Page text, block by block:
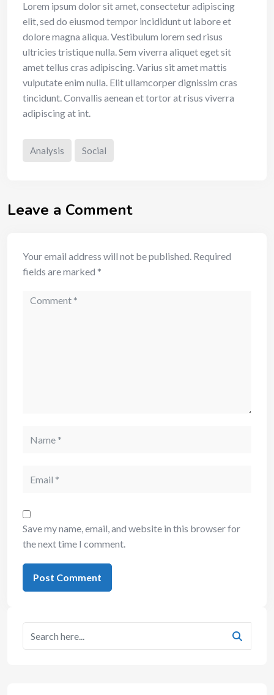
Lorem ipsum dolor sit amet, consectetur adipiscing
elit, sed do eiusmod tempor incididunt ut labore et
dolore magna aliqua. Vestibulum lorem sed risus
ultricies tristique nulla. Sem viverra aliquet eget sit
amet tellus cras adipiscing. Varius sit amet mattis
vulputate enim nulla. Elit ullamcorper dignissim cras
tincidunt. Convallis aenean et tortor at risus viverra
adipiscing at int.
Analysis Social
Leave a Comment
Your email address will not be published. Required
fields are marked *
Save my name, email, and website in this browser for
the next time I comment.